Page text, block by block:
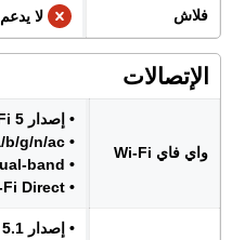
فلاش لا يدعم
الإتصالات
واي فاي Wi-Fi
• إصدار Wi-Fi 5
• a/b/g/n/ac
• Dual-band
• Wi-Fi Direct مباشر
• إصدار 5.1